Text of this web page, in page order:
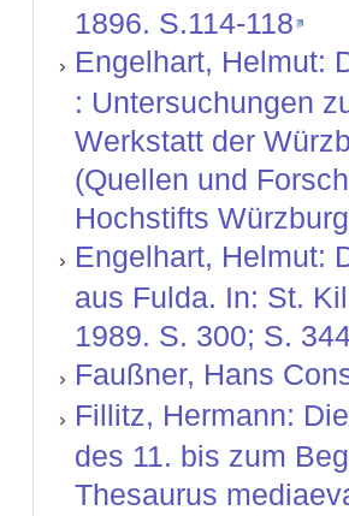
1896. S.114-118
Engelhart, Helmut:
: Untersuchungen
Werkstatt der
(Quellen und
Hochstifts
Engelhart, Helmut:
aus Fulda. In: St.
1989. S. 300; S.
Faußner, Hans
Fillitz, Hermann:
des 11. bis zum
Thesaurus